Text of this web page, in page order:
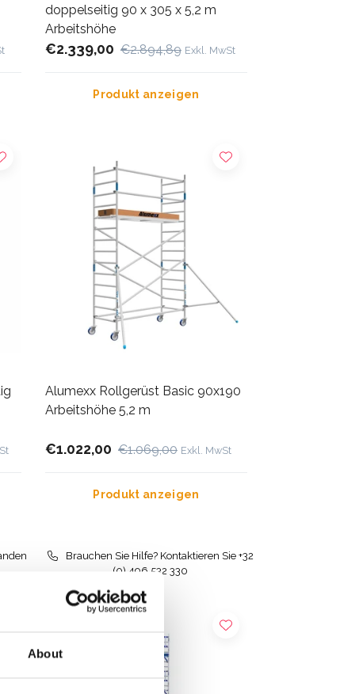
About
doppelseitig 90 x 305 x 5,2 m
Arbeitshöhe
€2.339,00 €2.894,89 Exkl. MwSt
Produkt anzeigen
Alumexx Rollgerüst Basic 90x190
Arbeitshöhe 5,2 m
€1.022,00 €1.069,00 Exkl. MwSt
Produkt anzeigen
Brauchen Sie Hilfe? Kontaktieren Sie +32
(0) 496 532 330